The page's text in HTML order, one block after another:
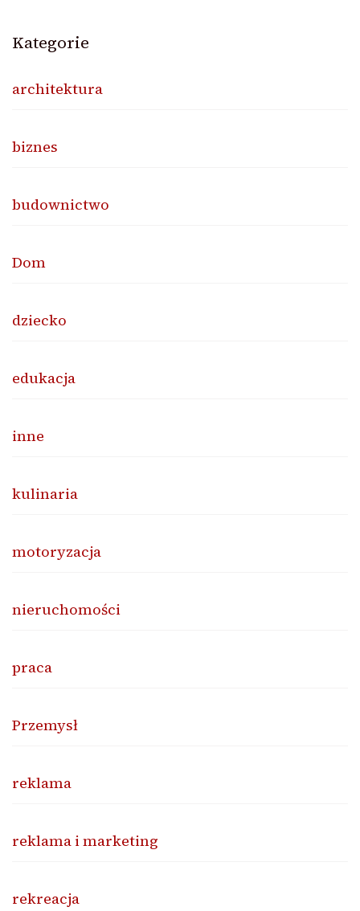
Kategorie
architektura
biznes
budownictwo
Dom
dziecko
edukacja
inne
kulinaria
motoryzacja
nieruchomości
praca
Przemysł
reklama
reklama i marketing
rekreacja